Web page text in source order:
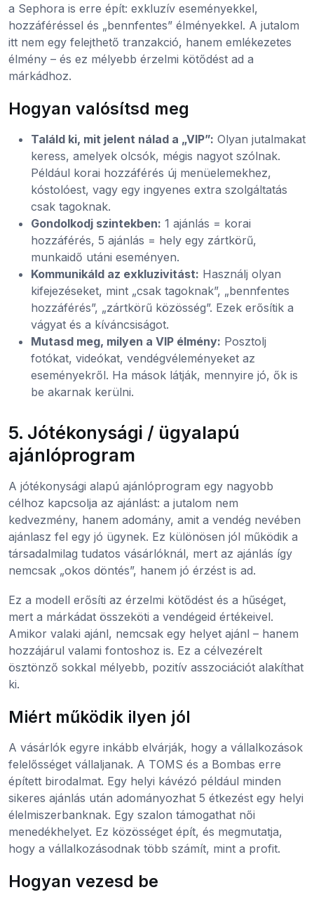
a Sephora is erre épít: exkluzív eseményekkel,
hozzáféréssel és „bennfentes” élményekkel. A jutalom
itt nem egy felejthető tranzakció, hanem emlékezetes
élmény – és ez mélyebb érzelmi kötődést ad a
márkádhoz.
Hogyan valósítsd meg
Találd ki, mit jelent nálad a „VIP”: Olyan jutalmakat
keress, amelyek olcsók, mégis nagyot szólnak.
Például korai hozzáférés új menüelemekhez,
kóstolóest, vagy egy ingyenes extra szolgáltatás
csak tagoknak.
Gondolkodj szintekben: 1 ajánlás = korai
hozzáférés, 5 ajánlás = hely egy zártkörű,
munkaidő utáni eseményen.
Kommunikáld az exkluzivitást: Használj olyan
kifejezéseket, mint „csak tagoknak”, „bennfentes
hozzáférés”, „zártkörű közösség”. Ezek erősítik a
vágyat és a kíváncsiságot.
Mutasd meg, milyen a VIP élmény: Posztolj
fotókat, videókat, vendégvéleményeket az
eseményekről. Ha mások látják, mennyire jó, ők is
be akarnak kerülni.
5. Jótékonysági / ügyalapú
ajánlóprogram
A jótékonysági alapú ajánlóprogram egy nagyobb
célhoz kapcsolja az ajánlást: a jutalom nem
kedvezmény, hanem adomány, amit a vendég nevében
ajánlasz fel egy jó ügynek. Ez különösen jól működik a
társadalmilag tudatos vásárlóknál, mert az ajánlás így
nemcsak „okos döntés”, hanem jó érzést is ad.
Ez a modell erősíti az érzelmi kötődést és a hűséget,
mert a márkádat összeköti a vendégeid értékeivel.
Amikor valaki ajánl, nemcsak egy helyet ajánl – hanem
hozzájárul valami fontoshoz is. Ez a célvezérelt
ösztönző sokkal mélyebb, pozitív asszociációt alakíthat
ki.
Miért működik ilyen jól
A vásárlók egyre inkább elvárják, hogy a vállalkozások
felelősséget vállaljanak. A TOMS és a Bombas erre
épített birodalmat. Egy helyi kávézó például minden
sikeres ajánlás után adományozhat 5 étkezést egy helyi
élelmiszerbanknak. Egy szalon támogathat női
menedékhelyet. Ez közösséget épít, és megmutatja,
hogy a vállalkozásodnak több számít, mint a profit.
Hogyan vezesd be